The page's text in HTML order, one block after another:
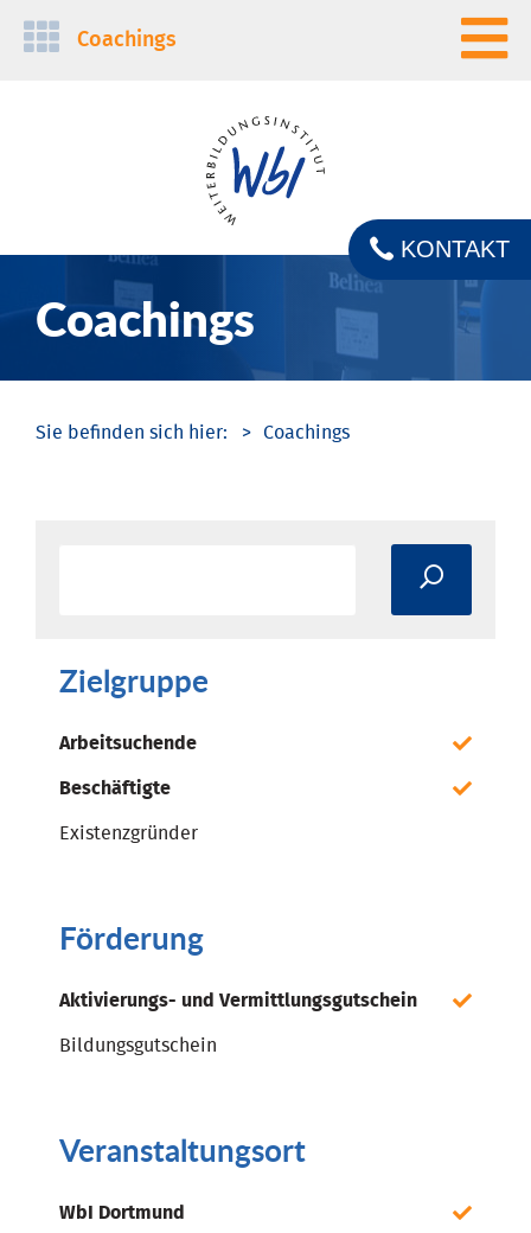
Navigation
Coachings
Coachings
KONTAKT
Coachings
Zielgruppe
Arbeitsuchende
Beschäftigte
Existenzgründer
Förderung
Aktivierungs- und Vermittlungsgutschein
Bildungsgutschein
Veranstaltungsort
WbI Dortmund